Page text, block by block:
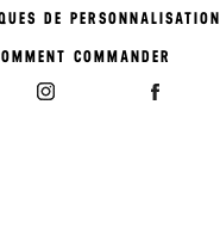
DE PERSONNALISATION
COMMANDER